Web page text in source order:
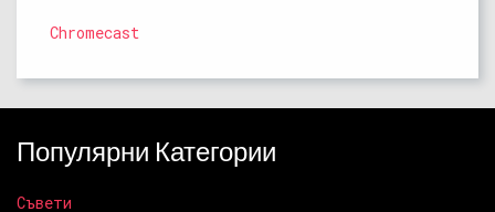
Chromecast
Популярни Категории
Съвети